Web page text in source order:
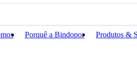
Porquê a Bindopor Produtos &